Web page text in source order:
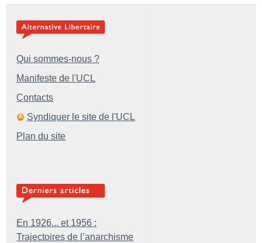
Qui sommes-nous ?
Manifeste de l'UCL
Contacts
Syndiquer le site de l'UCL
Plan du site
En 1926... et 1956 :
Trajectoires de l’anarchisme